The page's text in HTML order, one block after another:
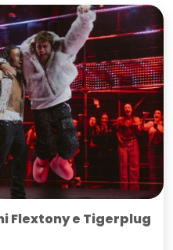
Flextony e Tigerplug